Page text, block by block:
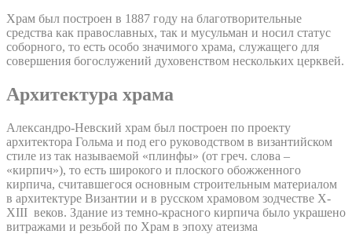
Храм был построен в 1887 году на благотворительные
средства как православных, так и мусульман и носил статус
соборного, то есть особо значимого храма, служащего для
совершения богослужений духовенством нескольких церквей.
Архитектура храма
Александро-Невский храм был построен по проекту
архитектора Гольма и под его руководством в византийском
стиле из так называемой «плинфы» (от греч. слова –
«кирпич»), то есть широкого и плоского обожженного
кирпича, считавшегося основным строительным материалом
в архитектуре Византии и в русском храмовом зодчестве X-
XIII веков. Здание из темно-красного кирпича было украшено
витражами и резьбой по Храм в эпоху атеизма